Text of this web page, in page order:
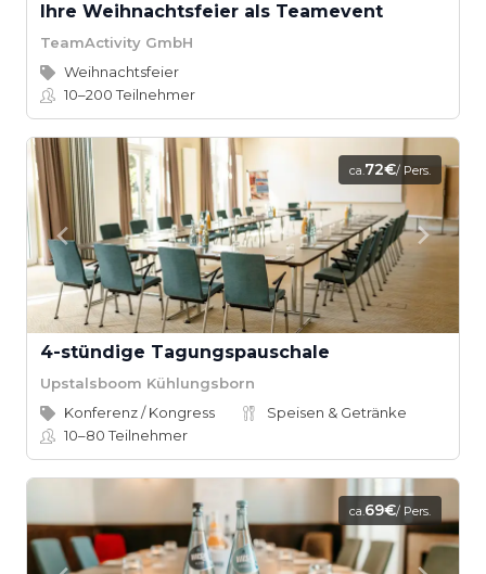
Ihre Weihnachtsfeier als Teamevent
TeamActivity GmbH
Weihnachtsfeier
10–200Teilnehmer
ca.72€/ Pers.
4-stündige Tagungspauschale
Upstalsboom Kühlungsborn
Konferenz / Kongress
Speisen & Getränke
10–80Teilnehmer
ca.69€/ Pers.